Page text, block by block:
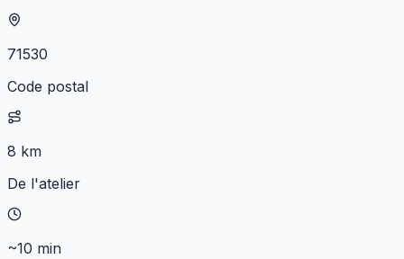
71530
Code postal
8 km
De l'atelier
~10 min